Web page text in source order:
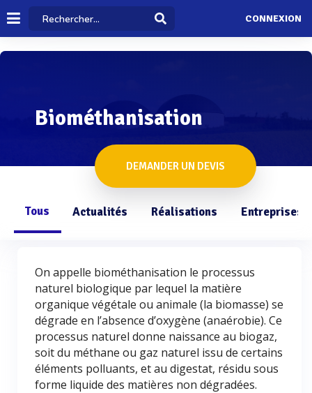
CONNEXION
Biométhanisation
DEMANDER UN DEVIS
Tous Actualités Réalisations Entreprises
On appelle biométhanisation le processus
naturel biologique par lequel la matière
organique végétale ou animale (la biomasse) se
dégrade en l’absence d’oxygène (anaérobie). Ce
processus naturel donne naissance au biogaz,
soit du méthane ou gaz naturel issu de certains
éléments polluants, et au digestat, résidu sous
forme liquide des matières non dégradées.